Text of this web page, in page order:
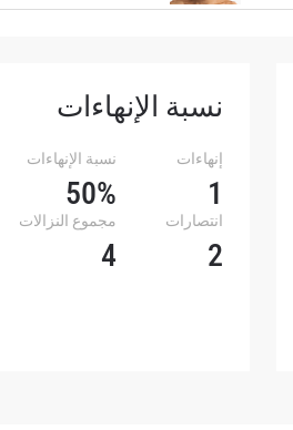
نسبة الإنهاءات
إنهاءات
1
نسبة الإنهاءات
50%
انتصارات
2
مجموع النزالات
4
إشترك